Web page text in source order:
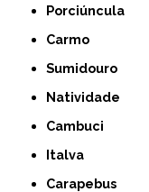
Porciúncula
Carmo
Sumidouro
Natividade
Cambuci
Italva
Carapebus